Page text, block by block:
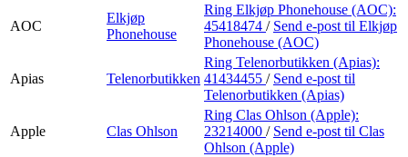
AOC
Elkjøp
Phonehouse
Ring Elkjøp Phonehouse (AOC):
45418474 / Send e-post til Elkjøp
Phonehouse (AOC)
Apias Telenorbutikken
Ring Telenorbutikken (Apias):
41434455 / Send e-post til
Telenorbutikken (Apias)
Apple Clas Ohlson
Ring Clas Ohlson (Apple):
23214000 / Send e-post til Clas
Ohlson (Apple)